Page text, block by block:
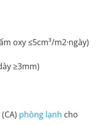
oxy ≤5cm³/m2·ngày)
≥3mm)
phòng lạnh cho